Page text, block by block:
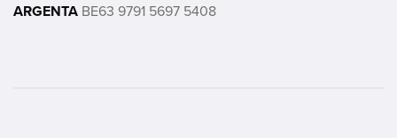
ARGENTA BE63 9791 5697 5408